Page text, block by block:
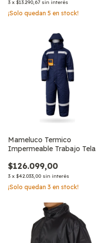
•Unisex
3 x $13.290,67 sin interés
¡Solo quedan 5 en stock!
Mameluco Termico
Impermeable Trabajo Tela
$126.099,00
3 x $42.033,00 sin interés
¡Solo quedan 3 en stock!